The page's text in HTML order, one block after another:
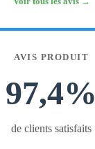
AVIS PRODUIT
97,4%
de clients satisfaits